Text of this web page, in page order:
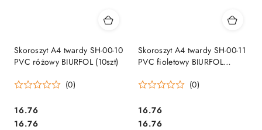
Skoroszyt A4 twardy SH-00-10
PVC różowy BIURFOL (10szt)
(0)
Cena:
16.76
Cena:
16.76
Skoroszyt A4 twardy SH-00-11
PVC fioletowy BIURFOL
(0)
Cena:
16.76
Cena:
16.76